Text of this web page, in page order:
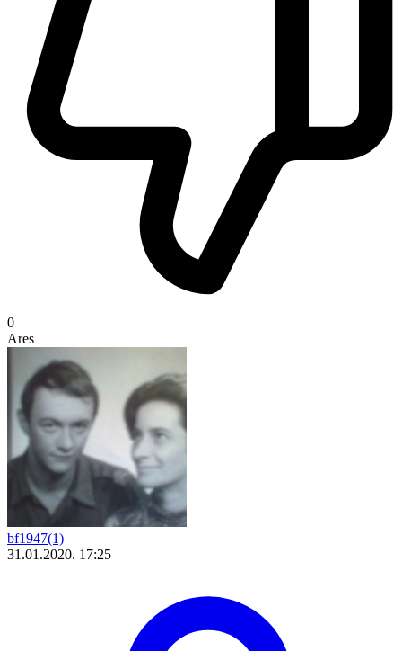
0
Ares
bf1947(1)
31.01.2020. 17:25